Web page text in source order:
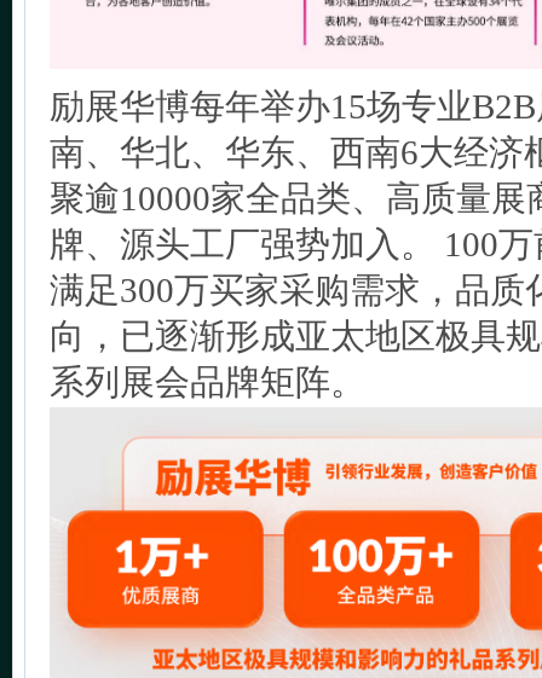
励展华博每年举办15场专业
南、华北、华东、西南6大经济
聚逾10000家全品类、高质量展
牌、源头工厂强势加入。 100
满足300万买家采购需求，品质
向，已逐渐形成亚太地区极具
系列展会品牌矩阵。